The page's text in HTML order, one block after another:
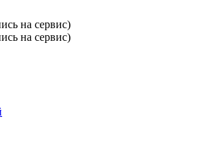
на сервис)
на сервис)